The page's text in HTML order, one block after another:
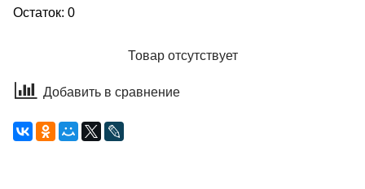
Остаток: 0
Товар отсутствует
Добавить в сравнение